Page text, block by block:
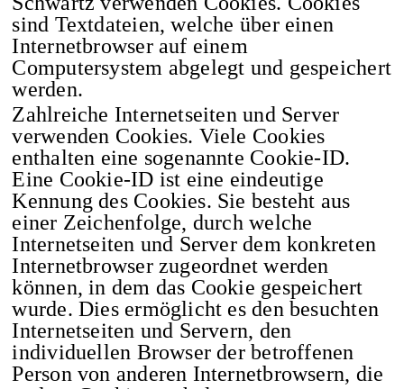
sind Textdateien, welche über einen
Internetbrowser auf einem
Computersystem abgelegt und gespeichert
werden.
Zahlreiche Internetseiten und Server
verwenden Cookies. Viele Cookies
enthalten eine sogenannte Cookie-ID.
Eine Cookie-ID ist eine eindeutige
Kennung des Cookies. Sie besteht aus
einer Zeichenfolge, durch welche
Internetseiten und Server dem konkreten
Internetbrowser zugeordnet werden
können, in dem das Cookie gespeichert
wurde. Dies ermöglicht es den besuchten
Internetseiten und Servern, den
individuellen Browser der betroffenen
Person von anderen Internetbrowsern, die